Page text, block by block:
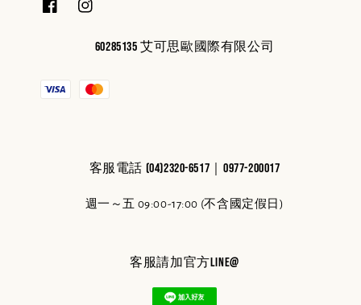
60285135 艾可思歐國際有限公司
客服電話 (04)2320-6517｜0977-200017
週一～五 09:00-17:00 (不含國定假日)
客服請加官方line@